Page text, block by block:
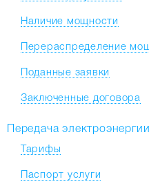
Наличие мощности
Перераспределение
Поданные заявки
Заключенные договора
Передача
Тарифы
Паспорт услуги